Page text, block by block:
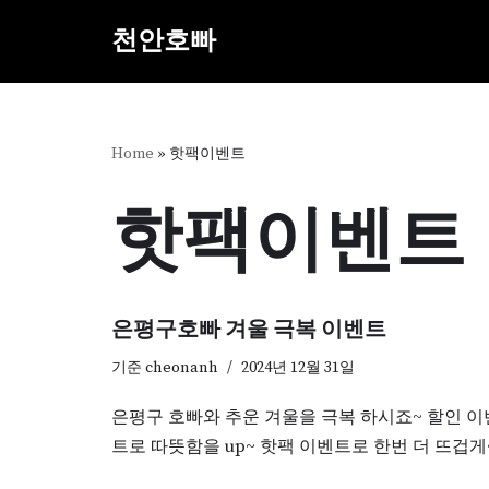
텐
천안호빠
Home » 핫팩이벤트
핫팩이벤트
은평구호빠 겨울 극복 이벤트
기준 cheonanh 2024년 12월 31일
은평구 호빠와 추운 겨울을 극복 하시죠~ 할인 이
트로 따뜻함을 up~ 핫팩 이벤트로 한번 더 뜨겁